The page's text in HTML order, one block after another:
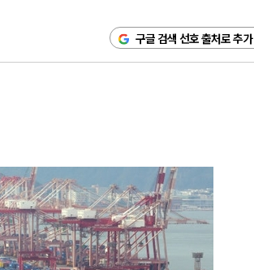
구글 검색 선호 출처로 추가